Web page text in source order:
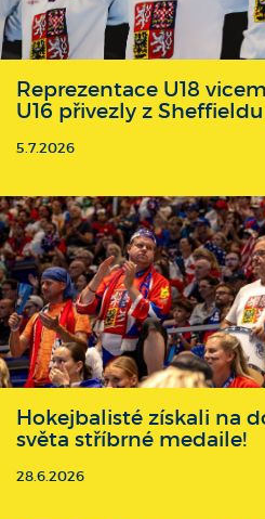
Reprezentace U18
U16 přivezly z
5.7.2026
Hokejbalisté získali na
světa stříbrné medaile!
28.6.2026